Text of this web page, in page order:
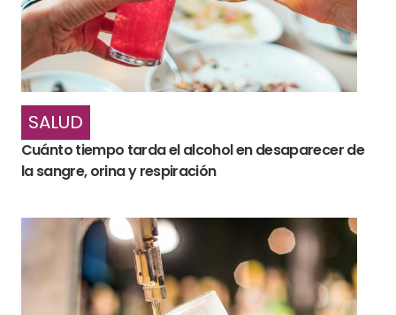
SALUD
Cuánto tiempo tarda el alcohol en desaparecer de
la sangre, orina y respiración